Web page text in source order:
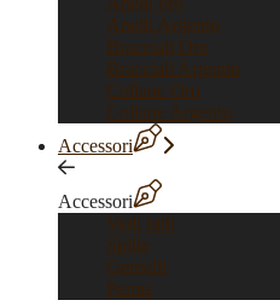
Anelli Argento
Bracciali Oro
Bracciali Argento
Collane Oro
Collane Argento
Accessori
Accessori
Vedi tutti
Spille
Gemelli
Penne